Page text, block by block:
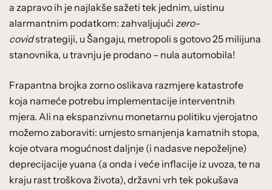
a zapravo ih je najlakše sažeti tek jednim, uistinu
alarmantnim podatkom: zahvaljujući zero-
covidstrategiji, u Šangaju, metropoli s gotovo 25 milijuna
stanovnika, u travnju je prodano – nula automobila!
Frapantna brojka zorno oslikava razmjere katastrofe
koja nameće potrebu implementacije interventnih
mjera. Ali na ekspanzivnu monetarnu politiku vjerojatno
možemo zaboraviti: umjesto smanjenja kamatnih stopa,
koje otvara mogućnost daljnje (i nadasve nepoželjne)
deprecijacije yuana (a onda i veće inflacije iz uvoza, te na
kraju rast troškova života), državni vrh tek pokušava